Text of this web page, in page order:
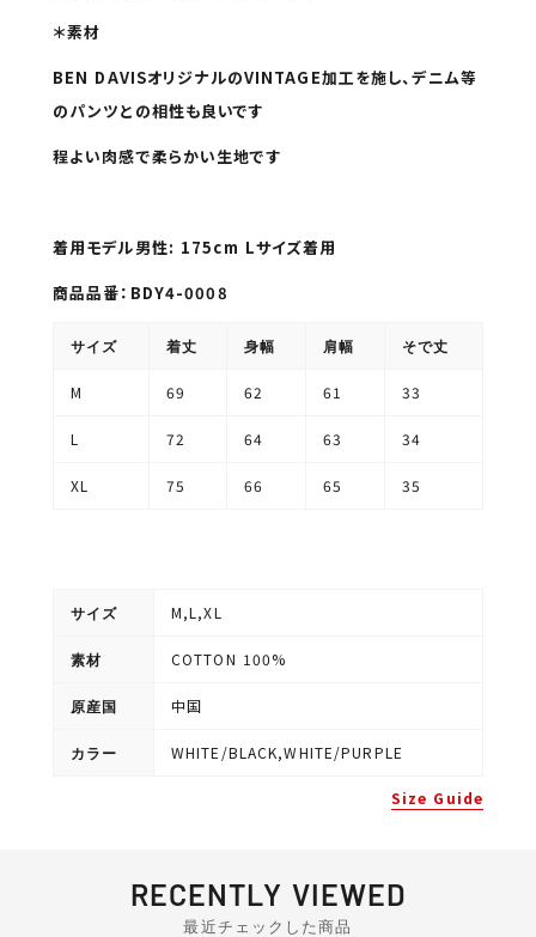
＊素材
BEN DAVISオリジナルのVINTAGE加工を施し、デニム等
のパンツとの相性も良いです
程よい肉感で柔らかい生地です
着用モデル男性: 175cm Lサイズ着用
商品品番：BDY4-0008
サイズ 着丈 身幅 肩幅 そで丈
M 69 62 61 33
L 72 64 63 34
XL 75 66 65 35
サイズ M,L,XL
素材 COTTON 100%
原産国 中国
カラー WHITE/BLACK,WHITE/PURPLE
Size Guide
RECENTLY VIEWED
最近チェックした商品